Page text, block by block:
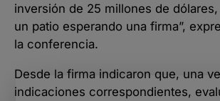
inversión de 25 millones de
un patio esperando una firma”,
la conferencia.
Desde la firma indicaron que, una
indicaciones correspondientes,